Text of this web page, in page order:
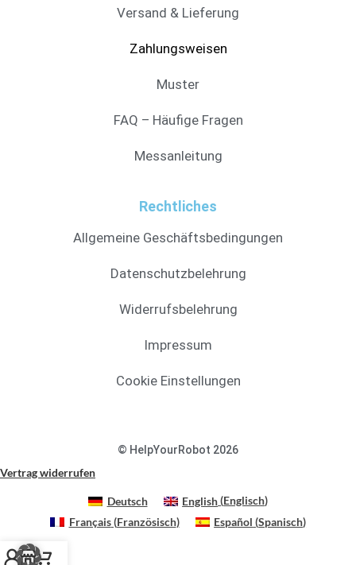
Versand & Lieferung
Zahlungsweisen
Muster
FAQ – Häufige Fragen
Messanleitung
Rechtliches
Allgemeine Geschäftsbedingungen
Datenschutzbelehrung
Widerrufsbelehrung
Impressum
Cookie Einstellungen
© HelpYourRobot 2026
Vertrag widerrufen
Deutsch English(Englisch)
Français(Französisch) Español (Spanisch)